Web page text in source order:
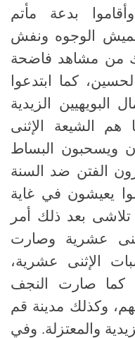
بدعة مأتم
الوجوه ونفش
من مشاهد فاضحة
كما ابتدعوا
البويهيين الزيدية
هم الشيعة الإثنى
ويسحبون البساط
الفتن ضد السنة
يعيشون في غاية
بعد ذلك أمر
عشرية وصارت
الإثنى عشرية،
كما صارت النجف
وكذلك مدينة قم
والمعتزلة. وفي